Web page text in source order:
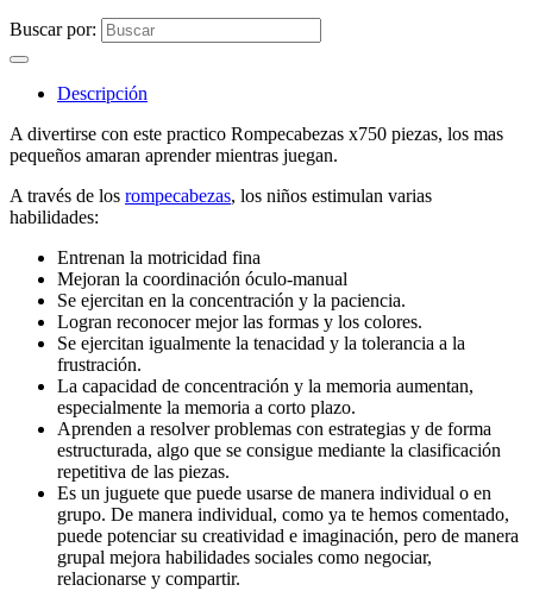
Buscar por:
Descripción
A divertirse con este practico Rompecabezas x750 piezas, los mas
pequeños amaran aprender mientras juegan.
A través de los rompecabezas, los niños estimulan varias
habilidades:
Entrenan la motricidad fina
Mejoran la coordinación óculo-manual
Se ejercitan en la concentración y la paciencia.
Logran reconocer mejor las formas y los colores.
Se ejercitan igualmente la tenacidad y la tolerancia a la
frustración.
La capacidad de concentración y la memoria aumentan,
especialmente la memoria a corto plazo.
Aprenden a resolver problemas con estrategias y de forma
estructurada, algo que se consigue mediante la clasificación
repetitiva de las piezas.
Es un juguete que puede usarse de manera individual o en
grupo. De manera individual, como ya te hemos comentado,
puede potenciar su creatividad e imaginación, pero de manera
grupal mejora habilidades sociales como negociar,
relacionarse y compartir.